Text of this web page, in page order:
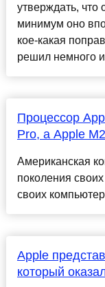
утверждать,
минимум оно
кое-какая
решил немного
Процессор
Pro, а Apple
Американская
поколения
своих
Apple
который